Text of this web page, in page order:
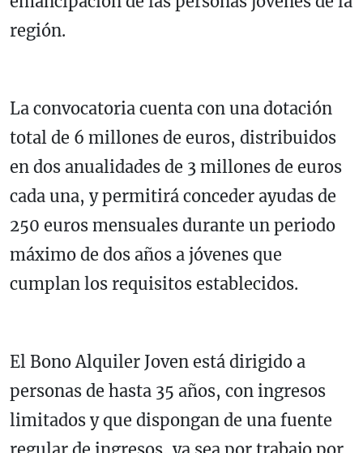
región.
La convocatoria cuenta con una dotación
total de 6 millones de euros, distribuidos
en dos anualidades de 3 millones de euros
cada una, y permitirá conceder ayudas de
250 euros mensuales durante un periodo
máximo de dos años a jóvenes que
cumplan los requisitos establecidos.
El Bono Alquiler Joven está dirigido a
personas de hasta 35 años, con ingresos
limitados y que dispongan de una fuente